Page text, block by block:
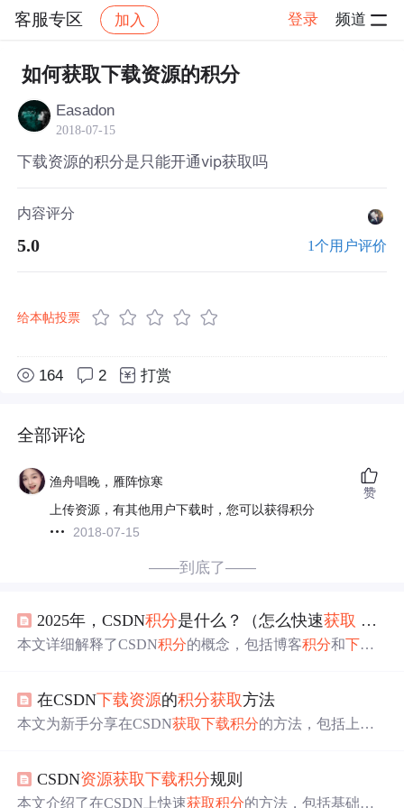
客服专区 加入 登录 频道
社区 客服专区 帖子详情
如何获取下载资源的积分
Easadon
2018-07-15
下载资源的积分是只能开通vip获取吗
内容评分
5.0 1个用户评价
给本帖投票
164 2 打赏
全部评论
渔舟唱晚，雁阵惊寒
上传资源，有其他用户下载时，您可以获得积分
2018-07-15
赞
——到底了——
2025年，CSDN积分是什么？（怎么快速获取
本文详细解释了CSDN积分的概念，包括博客积分和下载
源 下载权限。
在CSDN下载资源的积分获取方法
本文为新手分享在CSDN获取下载积分的方法，包括上传
则，如原创文章奖励多、有抄袭举报功能等，
客排名。
CSDN资源获取下载积分规则
本文介绍了在CSDN上快速获取积分的方法，包括基础积